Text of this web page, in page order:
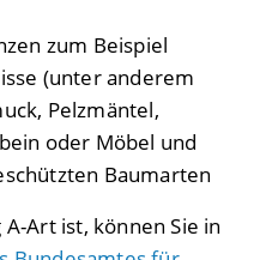
zum Beispiel
(unter anderem
Pelzmäntel,
oder Möbel und
Baumarten
Art ist, können Sie in